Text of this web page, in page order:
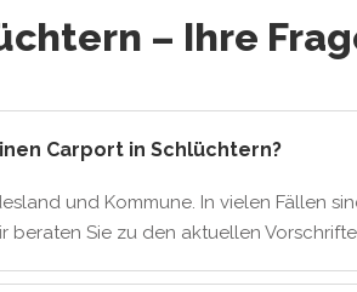
– Ihre
Carport in Schlüchtern?
und Kommune. In vielen Fällen
beraten Sie zu den aktuellen